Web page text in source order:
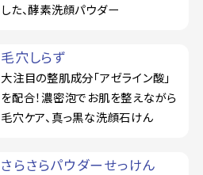
した、酵素洗顔パウダー
毛穴しらず
大注目の整肌成分「アゼライン酸」
を配合！濃密泡でお肌を整えながら
毛穴ケア、真っ黒な洗顔石けん
さらさらパウダーせっけん